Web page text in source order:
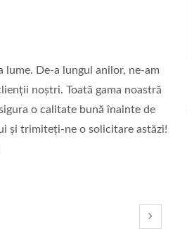
De-a lungul anilor, ne-am
noștri. Toată gama noastră
o calitate bună înainte de
și trimiteți-ne o solicitare astăzi!